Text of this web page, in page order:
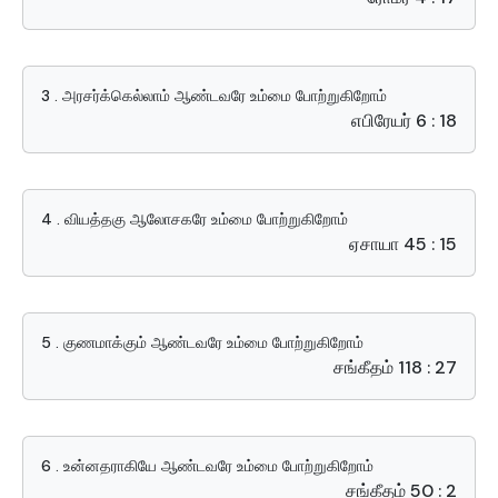
3 . அரசர்க்கெல்லாம் ஆண்டவரே உம்மை போற்றுகிறோம்
எபிரேயர் 6 : 18
4 . வியத்தகு ஆலோசகரே உம்மை போற்றுகிறோம்
ஏசாயா 45 : 15
5 . குணமாக்கும் ஆண்டவரே உம்மை போற்றுகிறோம்
சங்கீதம் 118 : 27
6 . உன்னதராகியே ஆண்டவரே உம்மை போற்றுகிறோம்
சங்கீதம் 50 : 2